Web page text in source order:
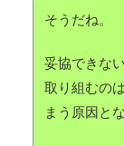
そうだね。
妥協できな
取り組むの
まう原因と